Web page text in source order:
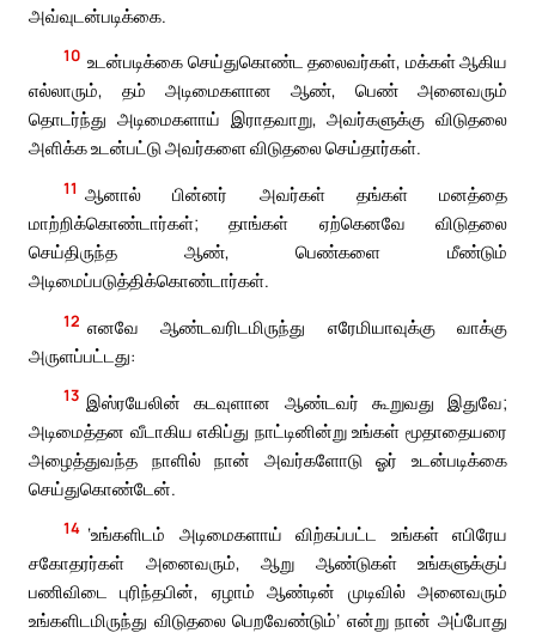
அவ்வுடன்படிக்கை.
10 உடன்படிக்கை செய்துகொண்ட தலைவர்கள், மக்கள் ஆகிய
எல்லாரும், தம் அடிமைகளான ஆண், பெண் அனைவரும்
தொடர்ந்து அடிமைகளாய் இராதவாறு, அவர்களுக்கு விடுதலை
அளிக்க உடன்பட்டு அவர்களை விடுதலை செய்தார்கள்.
11 ஆனால் பின்னர் அவர்கள் தங்கள் மனத்தை
மாற்றிக்கொண்டார்கள்; தாங்கள் ஏற்கெனவே விடுதலை
செய்திருந்த ஆண், பெண்களை மீண்டும்
அடிமைப்படுத்திக்கொண்டார்கள்.
12 எனவே ஆண்டவரிடமிருந்து எரேமியாவுக்கு வாக்கு
அருளப்பட்டது:
13 இஸ்ரயேலின் கடவுளான ஆண்டவர் கூறுவது இதுவே;
அடிமைத்தன வீடாகிய எகிப்து நாட்டினின்று உங்கள் மூதாதையரை
அழைத்துவந்த நாளில் நான் அவர்களோடு ஓர் உடன்படிக்கை
செய்துகொண்டேன்.
14 ‘உங்களிடம் அடிமைகளாய் விற்கப்பட்ட உங்கள் எபிரேய
சகோதரர்கள் அனைவரும், ஆறு ஆண்டுகள் உங்களுக்குப்
பணிவிடை புரிந்தபின், ஏழாம் ஆண்டின் முடிவில் அனைவரும்
உங்களிடமிருந்து விடுதலை பெறவேண்டும்’ என்று நான் அப்போது